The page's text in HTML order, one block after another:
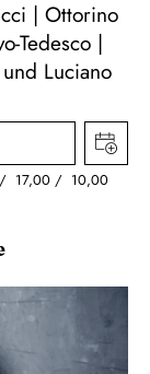
| Ottorino
Tedesco |
Luciano
17,00 10,00